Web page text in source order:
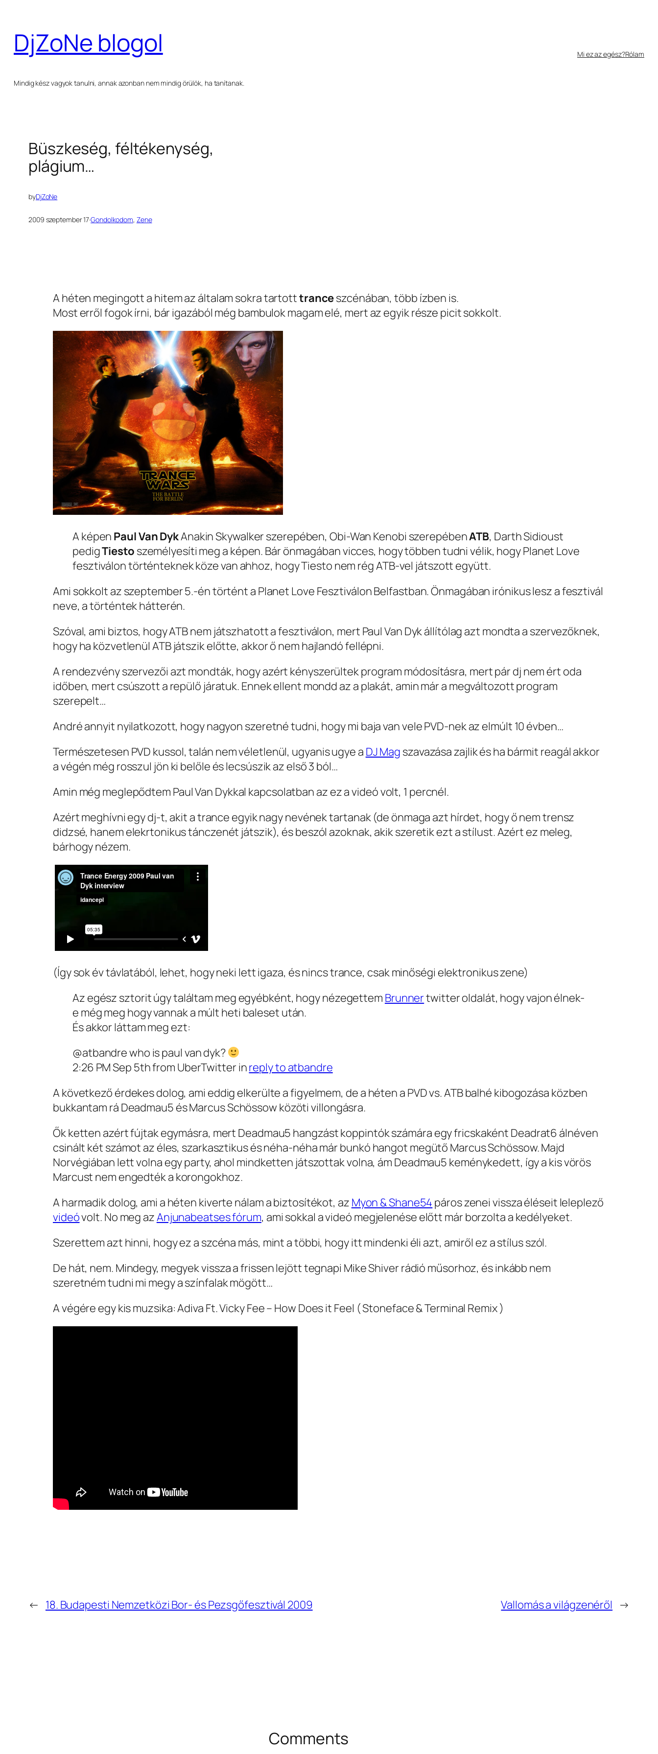
tartalomhoz
DjZoNe blogol
Mindig kész vagyok tanulni, annak azonban nem mindig örülök, ha tanítanak.
Mi ez az egész?Rólam
Büszkeség, féltékenység,
plágium…
byDjZoNe
2009 szeptember 17·Gondolkodom, Zene
A héten megingott a hitem az általam sokra tartotttranceszcénában, több ízben is.
Most erről fogok írni, bár igazából még bambulok magam elé, mert az egyik része picit sokkolt.
A képen Paul Van DykAnakin Skywalker szerepében, Obi-Wan Kenobi szerepébenATB, Darth Sidioust
pedigTiesto személyesíti meg a képen. Bár önmagában vicces, hogy többen tudni vélik, hogy Planet Love
fesztiválon történteknek köze van ahhoz, hogy Tiesto nem rég ATB-vel játszott együtt.
Ami sokkolt az szeptember 5.-én történt a Planet Love Fesztiválon Belfastban. Önmagában irónikus lesz a fesztivál
neve, a történtek hátterén.
Szóval, ami biztos, hogy ATB nem játszhatott a fesztiválon, mert Paul Van Dyk állítólag azt mondta a szervezőknek,
hogy ha közvetlenül ATB játszik előtte, akkor ő nem hajlandó fellépni.
A rendezvény szervezői azt mondták, hogy azért kényszerültek program módosításra, mert pár dj nem ért oda
időben, mert csúszott a repülő járatuk. Ennek ellent mondd az a plakát, amin már a megváltozott program
szerepelt…
André annyit nyilatkozott, hogy nagyon szeretné tudni, hogy mi baja van vele PVD-nek az elmúlt 10 évben…
Természetesen PVD kussol, talán nem véletlenül, ugyanis ugye a DJ Mag szavazása zajlik és ha bármit reagál akkor
a végén még rosszul jön ki belőle és lecsúszik az első 3 ból…
Amin még meglepődtem Paul Van Dykkal kapcsolatban az ez a videó volt, 1 percnél.
Azért meghívni egy dj-t, akit a trance egyik nagy nevének tartanak (de önmaga azt hírdet, hogy ő nem trensz
didzsé, hanem elekrtonikus tánczenét játszik), és beszól azoknak, akik szeretik ezt a stílust. Azért ez meleg,
bárhogy nézem.
(Így sok év távlatából, lehet, hogy neki lett igaza, és nincs trance, csak minőségi elektronikus zene)
Az egész sztorit úgy találtam meg egyébként, hogy nézegettem Brunnertwitter oldalát, hogy vajon élnek-
e még meg hogy vannak a múlt heti baleset után.
És akkor láttam meg ezt:
@atbandre who is paul van dyk?
2:26 PM Sep 5th from UberTwitter inreply to atbandre
A következő érdekes dolog, ami eddig elkerülte a figyelmem, de a héten a PVD vs. ATB balhé kibogozása közben
bukkantam rá Deadmau5 és Marcus Schössow közöti villongásra.
Ők ketten azért fújtak egymásra, mert Deadmau5 hangzást koppintók számára egy fricskaként Deadrat6 álnéven
csinált két számot az éles, szarkasztikus és néha-néha már bunkó hangot megütő Marcus Schössow. Majd
Norvégiában lett volna egy party, ahol mindketten játszottak volna, ám Deadmau5 keménykedett, így a kis vörös
Marcust nem engedték a korongokhoz.
A harmadik dolog, ami a héten kiverte nálam a biztosítékot, az Myon & Shane54 páros zenei vissza éléseit leleplező
videóvolt. No meg azAnjunabeatses fórum, ami sokkal a videó megjelenése előtt már borzolta a kedélyeket.
Szerettem azt hinni, hogy ez a szcéna más, mint a többi, hogy itt mindenki éli azt, amiről ez a stílus szól.
De hát, nem. Mindegy, megyek vissza a frissen lejött tegnapi Mike Shiver rádió műsorhoz, és inkább nem
szeretném tudni mi megy a színfalak mögött…
A végére egy kis muzsika: Adiva Ft. Vicky Fee – How Does it Feel ( Stoneface & Terminal Remix )
← 18. Budapesti Nemzetközi Bor- és Pezsgőfesztivál 2009 Vallomás a világzenéről →
Comments